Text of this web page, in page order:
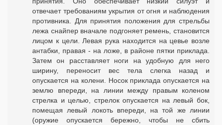
отвечает требованиям укрытия от огня и наблюдения
противника. Для принятия положения для стрельбы
лежа снайпер вначале подгоняет ремень, становится
лицом к цели. Левая рука находится на цевье возле
антабки, правая - на ложе, в районе пятки приклада.
Затем он расставляет ноги на удобную для него
ширину, переносит вес тела слегка назад и
опускается на колени. Носок приклада опускается на
землю впереди, на линии между правым коленом
стрелка и целью, стрелок опускается на левый бок,
помещая левый локоть впереди, на той же линии
(оружие опускается бережно, чтобы не сбить